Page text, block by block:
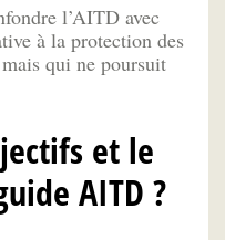
l’AITD avec
à la protection des
qui ne poursuit
et le
AITD ?